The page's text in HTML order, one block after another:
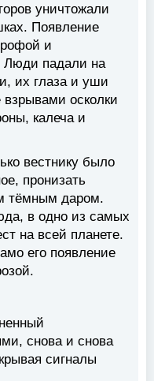
уничтожали
Появление
и
Люди падали на
их глаза и уши
осколки
калеча и
вестнику было
пронизать
тёмным даром.
в одно из самых
на всей планете.
его появление
снова и снова
сигналы